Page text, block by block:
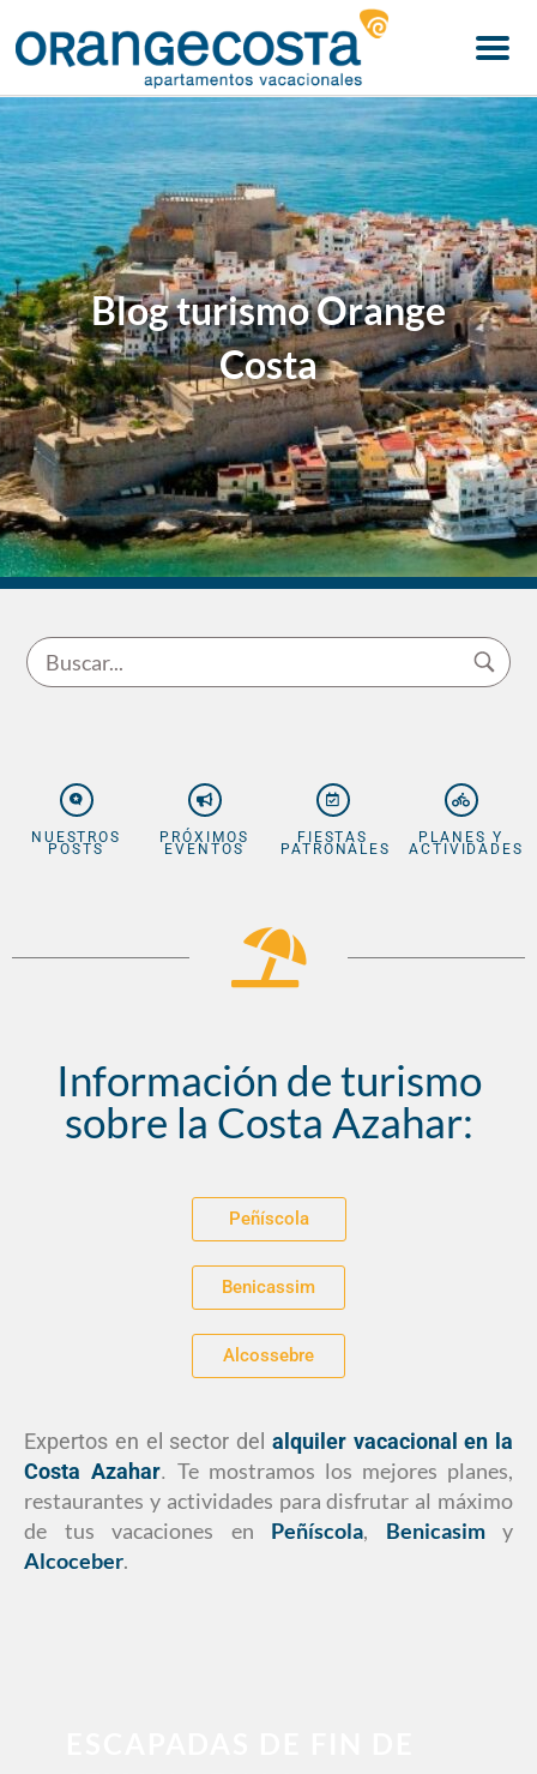
Menu
Blog turismo Orange
Costa
NUESTROS
POSTS
PRÓXIMOS
EVENTOS
FIESTAS
PATRONALES
PLANES Y
ACTIVIDADES
Información de turismo
sobre la Costa Azahar:
Peñíscola
Benicassim
Alcossebre
Expertos en el sector del alquiler vacacional en la
Costa Azahar. Te mostramos los mejores planes,
restaurantes y actividades para disfrutar al máximo
de tus vacaciones en Peñíscola, Benicasimy
Alcoceber.